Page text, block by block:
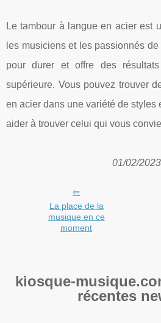
Le tambour à langue en acier est
les musiciens et les passionnés
pour durer et offre des
supérieure. Vous pouvez trouver
en acier dans une variété de styles
aider à trouver celui qui vous
01/02/
La place de la
musique en ce
moment
kiosque-
récentes